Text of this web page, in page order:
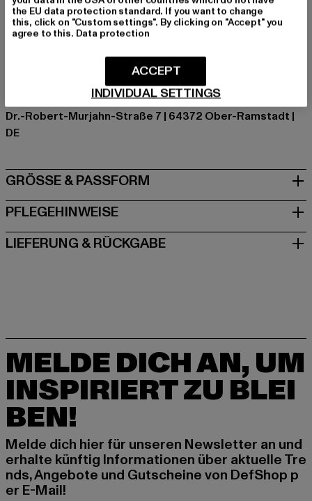
Hersteller Farbe: redwood camo
Materialzusammensetzung: 80% Polyamid, 20%
Hersteller: TB International GmbH |info@tbint.de
Dr.-Robert-Murjahn-Straße 7 | 64372 Ober-Ramstadt |
DE
GRÖSSE & PASSFORM
PFLEGEHINWEISE
LIEFERUNG & RÜCKGABE
MELDE DICH AN, UM
INSPIRIERT ZU BLEI
BEN!
Melde dich hier für unseren Newsletter an und
erhalte künftig Informationen über aktuelle Tre
nds, Angebote und Gutscheine von DefShop p
er E-Mail!
the EU data protection standard. If you want to change
this, click on "Custom settings". By clicking on "Accept" you
agree to this. Data protection
INDIVIDUAL SETTINGS
ACCEPT